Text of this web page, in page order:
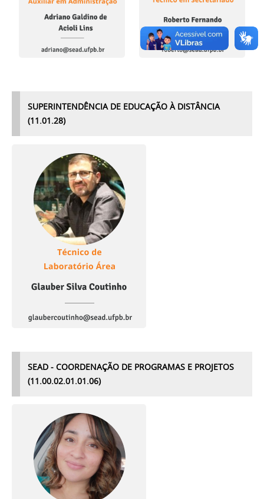
SUPERINTENDÊNCIA DE EDUCAÇÃO À DISTÂNCIA
(11.01.28)
SEAD - COORDENAÇÃO DE PROGRAMAS E PROJETOS
(11.00.02.01.01.06)